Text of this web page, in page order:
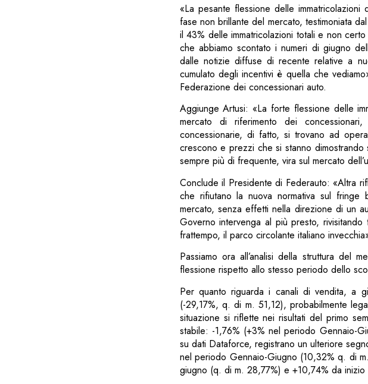
«La pesante flessione delle
fase non brillante del mercato, testimoniata
il 43% delle immatricolazioni totali e non
che abbiamo scontato i numeri di giugno
dalle notizie diffuse di recente relative a
cumulato degli incentivi è quella che
Federazione dei concessionari auto.
Aggiunge Artusi: «La forte flessione delle
mercato di riferimento dei
concessionarie, di fatto, si trovano ad
crescono e prezzi che si stanno
sempre più di frequente, vira sul mercato
Conclude il Presidente di Federauto: «Altra
che rifiutano la nuova normativa sul
mercato, senza effetti nella direzione di un
Governo intervenga al più presto,
frattempo, il parco circolante italiano
Passiamo ora all’analisi della struttura del
flessione rispetto allo stesso periodo dello
Per quanto riguarda i canali di vendita, a
(-29,17%, q. di m. 51,12), probabilmente
situazione si riflette nei risultati del primo
stabile: -1,76% (+3% nel periodo Gennaio-
su dati Dataforce, registrano un ulteriore
nel periodo Gennaio-Giugno (10,32% q. di
giugno (q. di m. 28,77%) e +10,74% da